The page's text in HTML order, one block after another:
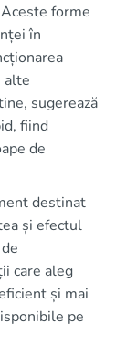
forme
în
alte
sugerează
fiind
de
destinat
și efectul
care aleg
și mai
pe